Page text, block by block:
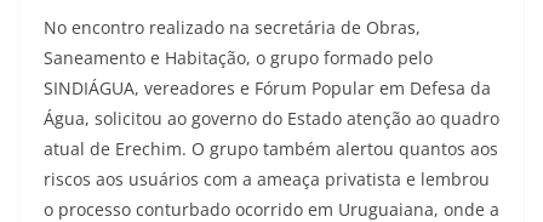
No encontro realizado na secretária de Obras,
Saneamento e Habitação, o grupo formado pelo
SINDIÁGUA, vereadores e Fórum Popular em Defesa da
Água, solicitou ao governo do Estado atenção ao quadro
atual de Erechim. O grupo também alertou quantos aos
riscos aos usuários com a ameaça privatista e lembrou
o processo conturbado ocorrido em Uruguaiana, onde a